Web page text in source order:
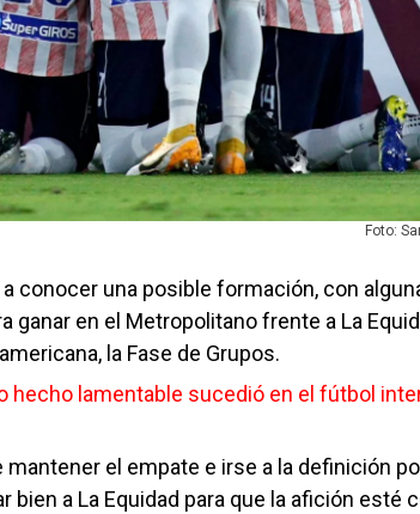
Foto:
a conocer una posible formación, con
ganar en el Metropolitano frente a La
la Fase de Grupos.
hecho lamentable sucedió en el fútbol
el empate e irse a la definición
bien a La Equidad para que la afición esté